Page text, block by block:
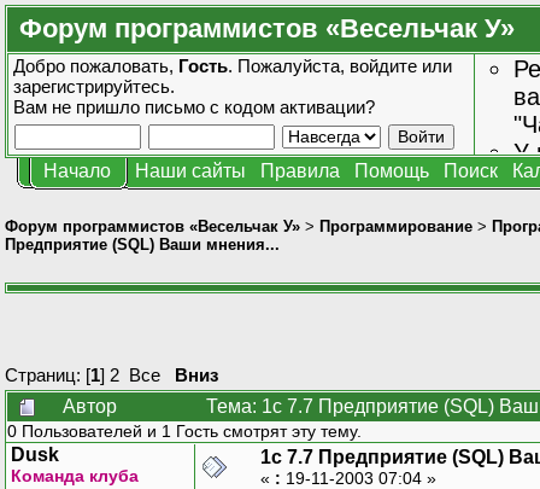
Форум программистов «Весельчак У»
Добро пожаловать, Гость. Пожалуйста, войдите или
зарегистрируйтесь.
Вам не пришло письмо с кодом активации?
У
Начало Наши сайты Правила Помощь Поиск
Форум программистов «Весельчак У» > Программирование >
Предприятие (SQL) Ваши мнения...
Страниц: [1] 2 Все
Вниз
Автор
Тема: 1с 7.7 Предприятие (SQL)
0 Пользователей и 1 Гость смотрят эту тему.
Dusk
Команда клуба
1с 7.7 Предприятие (SQL)
« : 19-11-2003 07:04 »